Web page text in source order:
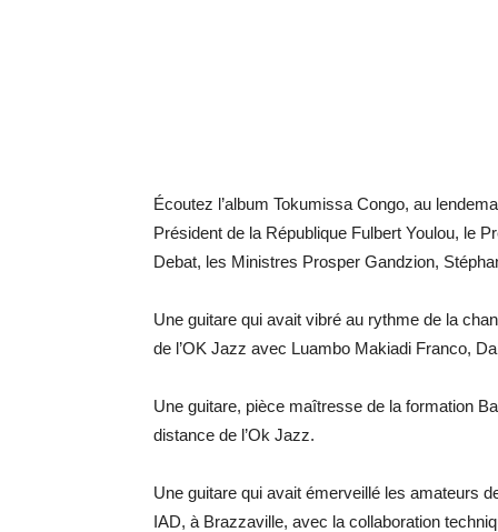
Écoutez l’album Tokumissa Congo, au
Président de la République Fulbert Youlou, le
Debat, les Ministres Prosper Gandzion,
Une guitare qui avait vibré au rythme de la
de l’OK Jazz avec Luambo Makiadi Franco,
Une guitare, pièce maîtresse de la formation
distance de l’Ok Jazz.
Une guitare qui avait émerveillé les amateurs
IAD, à Brazzaville, avec la collaboration